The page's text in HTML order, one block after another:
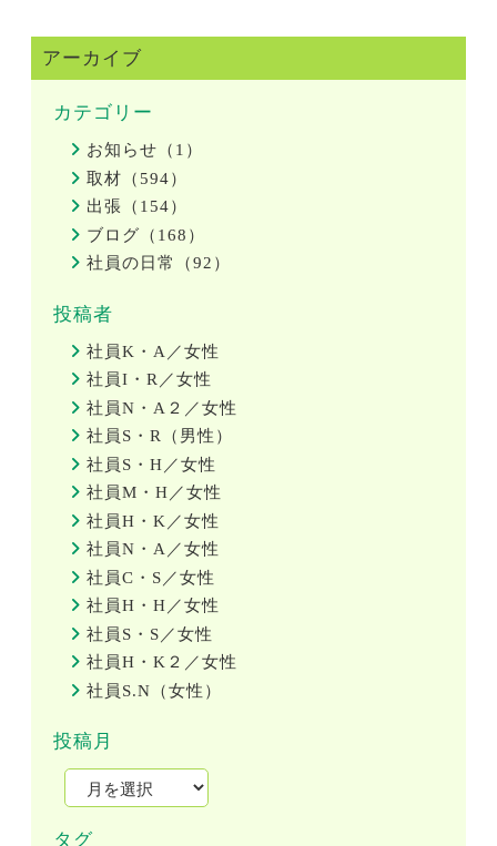
アーカイブ
カテゴリー
お知らせ（1）
取材（594）
出張（154）
ブログ（168）
社員の日常（92）
投稿者
社員K・A／女性
社員I・R／女性
社員N・A２／女性
社員S・R（男性）
社員S・H／女性
社員M・H／女性
社員H・K／女性
社員N・A／女性
社員C・S／女性
社員H・H／女性
社員S・S／女性
社員H・K２／女性
社員S.N（女性）
投稿月
タグ